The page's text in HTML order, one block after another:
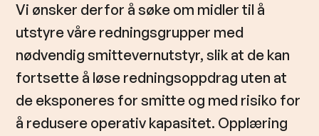
Vi ønsker derfor å søke om midler til å
utstyre våre redningsgrupper med
nødvendig smittevernutstyr, slik at de kan
fortsette å løse redningsoppdrag uten at
de eksponeres for smitte og med risiko for
å redusere operativ kapasitet. Opplæring